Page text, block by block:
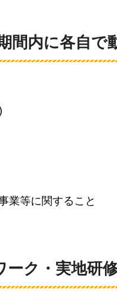
間内に各自で
業等に関すること
ーク・実地研